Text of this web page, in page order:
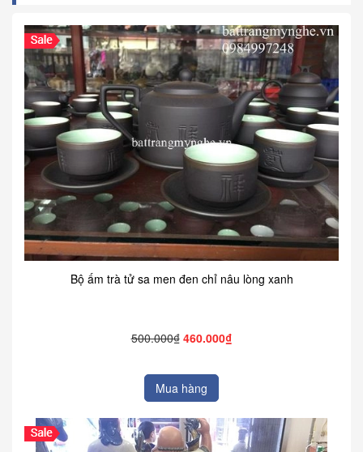
Bộ ấm trà tử sa men đen chỉ nâu lòng xanh
500.000₫ 460.000₫
Mua hàng